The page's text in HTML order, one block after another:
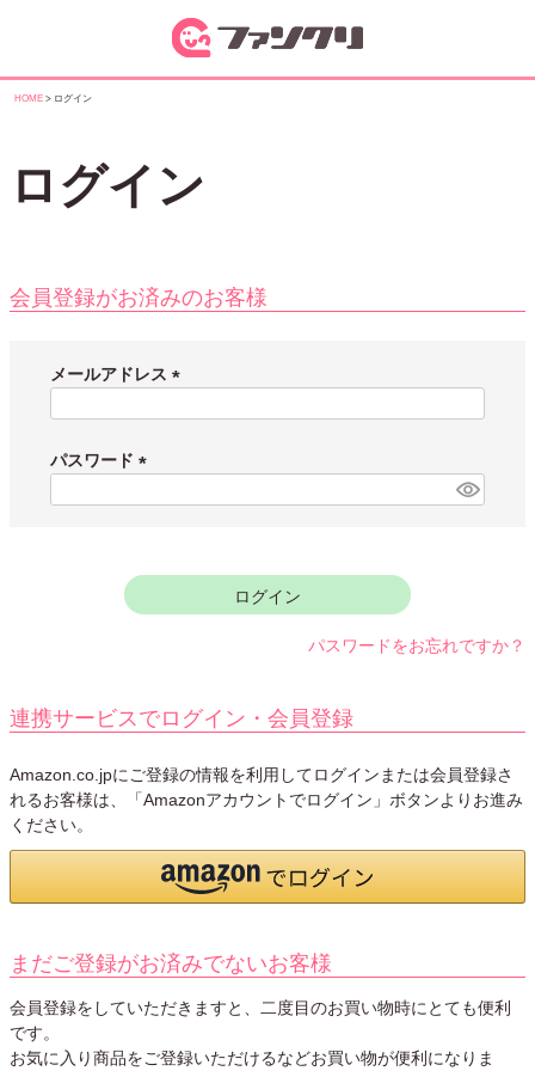
HOME ログイン
ログイン
会員登録がお済みのお客様
メールアドレス
)
パスワード
ログイン
パスワードをお忘れですか？
連携サービスでログイン・会員登録
Amazon.co.jpにご登録の情報を利用してログインまたは会員登録さ
れるお客様は、「Amazonアカウントでログイン」ボタンよりお進み
ください。
まだご登録がお済みでないお客様
会員登録をしていただきますと、二度目のお買い物時にとても便利
です。
お気に入り商品をご登録いただけるなどお買い物が便利になりま